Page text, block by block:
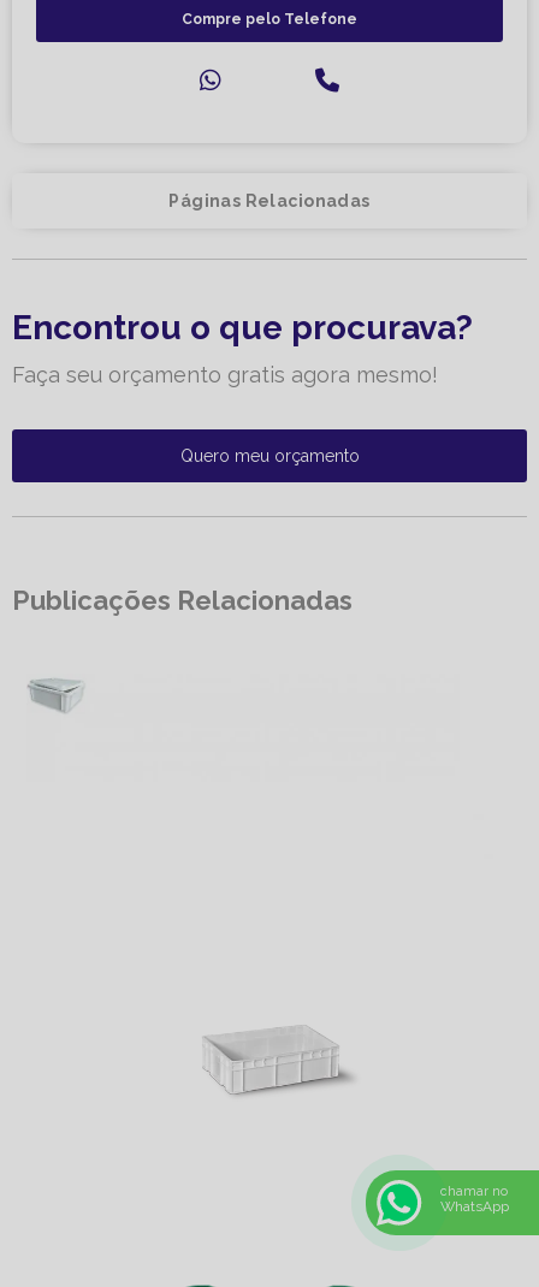
Compre pelo Telefone
Páginas Relacionadas
Encontrou o que procurava?
Faça seu orçamento gratis agora mesmo!
Quero meu orçamento
Publicações Relacionadas
chamar no
WhatsApp